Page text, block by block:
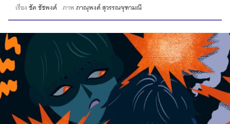
เรื่องชัค ชัชพงศ์ ภาพภาณุพงศ์ สุวรรณจุฑามณี